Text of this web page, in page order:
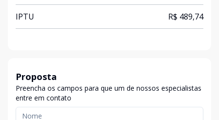
IPTU R$ 489,74
Proposta
Preencha os campos para que um de nossos especialistas
entre em contato